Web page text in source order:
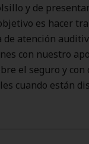
y de
es hacer
de atención
con nuestro
el seguro y con
cuando están